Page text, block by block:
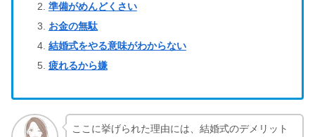
準備がめんどくさい
お金の無駄
結婚式をやる意味がわからない
疲れるから嫌
ここに挙げられた理由には、結婚式のデメリット